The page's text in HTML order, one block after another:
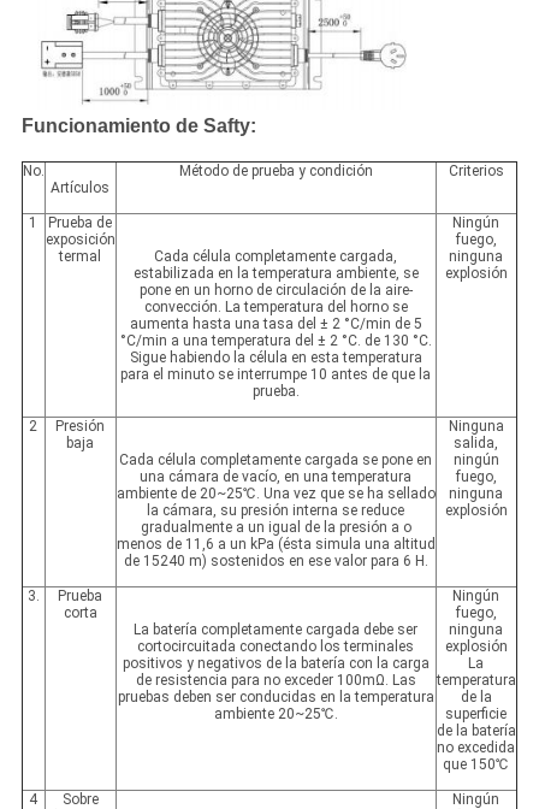
Funcionamiento de Safty:
No.
Artículos
Método de prueba y condición Criterios
1
Prueba de
exposición
termal
Cada célula completamente cargada,
estabilizada en la temperatura ambiente, se
pone en un horno de circulación de la aire-
convección. La temperatura del horno se
aumenta hasta una tasa del ± 2 °C/min de 5
°C/min a una temperatura del ± 2 °C. de 130 °C.
Sigue habiendo la célula en esta temperatura
para el minuto se interrumpe 10 antes de que la
prueba.
Ningún
fuego,
ninguna
explosión
2
Presión
baja
Cada célula completamente cargada se pone en
una cámara de vacío, en una temperatura
ambiente de 20~25℃. Una vez que se ha sellado
la cámara, su presión interna se reduce
gradualmente a un igual de la presión a o
menos de 11,6 a un kPa (ésta simula una altitud
de 15240 m) sostenidos en ese valor para 6 H.
Ninguna
salida,
ningún
fuego,
ninguna
explosión
3.
Prueba
corta
La batería completamente cargada debe ser
cortocircuitada conectando los terminales
positivos y negativos de la batería con la carga
de resistencia para no exceder 100mΩ. Las
pruebas deben ser conducidas en la temperatura
ambiente 20~25℃.
Ningún
fuego,
ninguna
explosión
La
temperatura
de la
superficie
de la batería
no excedida
que 150℃
4
Sobre
Ningún